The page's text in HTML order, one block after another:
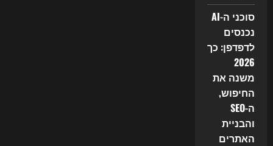
סוכני ה-AI
נכנסים
לדפדפן: כך
2026
משנה את
החיפוש,
ה-SEO
והבניית
האתרים